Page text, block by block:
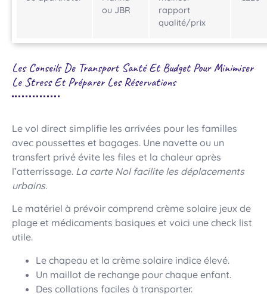
ou JBR
rapport
qualité/prix
Les Conseils De Transport Santé Et Budget Pour Minimiser
Le Stress Et Préparer Les Réservations
Le vol direct simplifie les arrivées pour les familles
avec poussettes et bagages. Une navette ou un
transfert privé évite les files et la chaleur après
l’atterrissage. La carte Nol facilite les déplacements
urbains.
Le matériel à prévoir comprend crème solaire jeux de
plage et médicaments basiques et voici une check list
utile.
Le chapeau et la crème solaire indice élevé.
Un maillot de rechange pour chaque enfant.
Des collations faciles à transporter.